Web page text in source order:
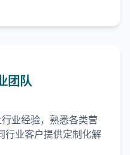
团队
业经验，熟悉各类营
行业客户提供定制化解